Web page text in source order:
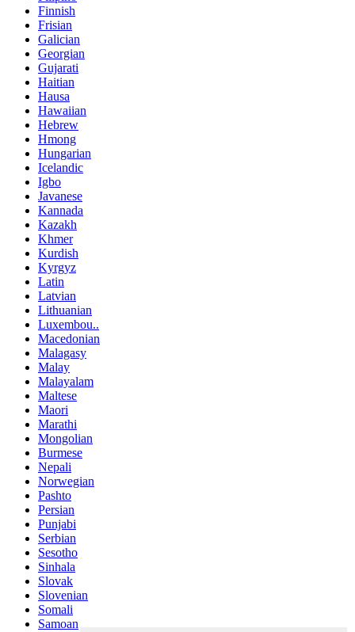
Finnish
Frisian
Galician
Georgian
Gujarati
Haitian
Hausa
Hawaiian
Hebrew
Hmong
Hungarian
Icelandic
Igbo
Javanese
Kannada
Kazakh
Khmer
Kurdish
Kyrgyz
Latin
Latvian
Lithuanian
Luxembou..
Macedonian
Malagasy
Malay
Malayalam
Maltese
Maori
Marathi
Mongolian
Burmese
Nepali
Norwegian
Pashto
Persian
Punjabi
Serbian
Sesotho
Sinhala
Slovak
Slovenian
Somali
Samoan